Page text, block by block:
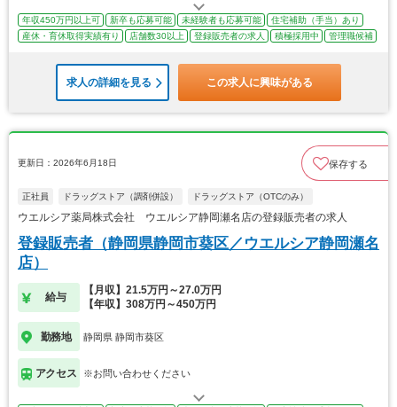
年収450万円以上可 新卒も応募可能 未経験者も応募可能
住宅補助（手当）あり
産休・育休取得実績有り
店舗数30以上 登録販売者の求人 積極採用中 管理職候補
求人の詳細を見る この求人に興味がある
更新日：2026年6月18日 保存する
正社員 ドラッグストア（調剤併設） ドラッグストア（OTCのみ）
ウエルシア薬局株式会社 ウエルシア静岡瀬名店の登録販売者の求人
登録販売者（静岡県静岡市葵区／ウエルシア静岡瀬名
店）
給与
【月収】21.5万円～27.0万円
【年収】308万円～450万円
勤務地 静岡県 静岡市葵区
アクセス ※お問い合わせください